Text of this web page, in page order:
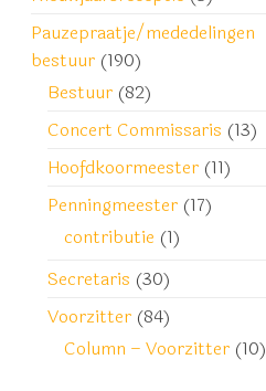
Pauzepraatje/mededelingen
bestuur (190)
Bestuur (82)
Concert Commissaris (13)
Hoofdkoormeester (11)
Penningmeester (17)
contributie (1)
Secretaris (30)
Voorzitter (84)
Column – Voorzitter (10)